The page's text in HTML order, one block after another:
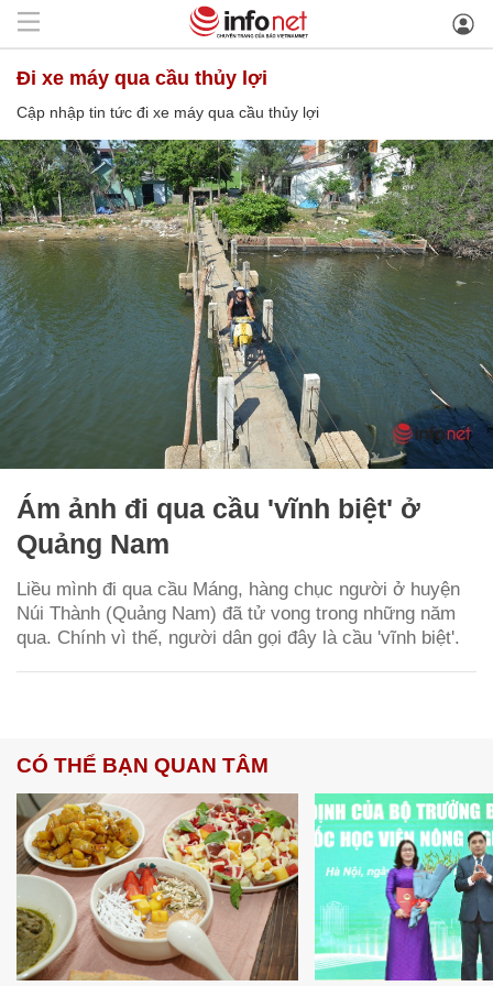
đi xe máy qua cầu thủy lợi
Cập nhập tin tức đi xe máy qua cầu thủy lợi
Ám ảnh đi qua cầu 'vĩnh biệt' ở
Quảng Nam
Liều mình đi qua cầu Máng, hàng chục người ở huyện
Núi Thành (Quảng Nam) đã tử vong trong những năm
qua. Chính vì thế, người dân gọi đây là cầu 'vĩnh biệt'.
CÓ THỂ BẠN QUAN TÂM